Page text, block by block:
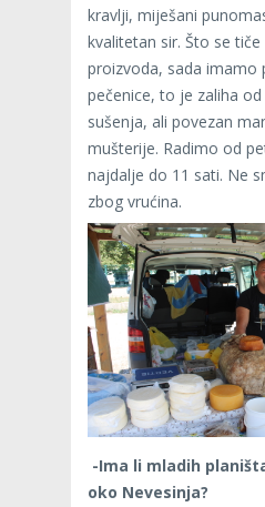
kravlji, miješani
kvalitetan sir. Što se
proizvoda, sada imamo
pečenice, to je zaliha
sušenja, ali povezan
mušterije. Radimo od
najdalje do 11 sati. Ne
zbog vrućina.
-Ima li mladih
oko Nevesinja?